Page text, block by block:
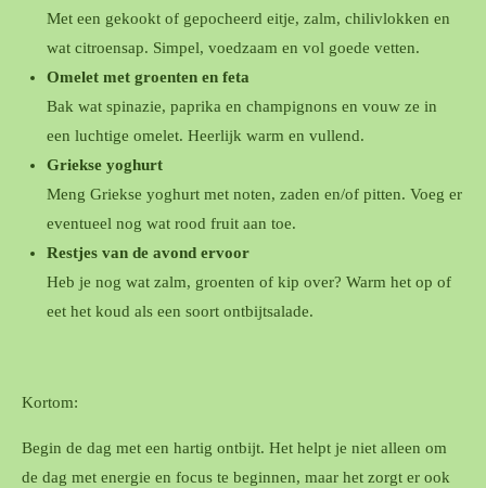
Met een gekookt of gepocheerd eitje, zalm, chilivlokken en
wat citroensap. Simpel, voedzaam en vol goede vetten.
Omelet met groenten en feta
Bak wat spinazie, paprika en champignons en vouw ze in
een luchtige omelet. Heerlijk warm en vullend.
Griekse yoghurt
Meng Griekse yoghurt met noten, zaden en/of pitten. Voeg er
eventueel nog wat rood fruit aan toe.
Restjes van de avond ervoor
Heb je nog wat zalm, groenten of kip over? Warm het op of
eet het koud als een soort ontbijtsalade.
Kortom:
Begin de dag met een hartig ontbijt. Het helpt je niet alleen om
de dag met energie en focus te beginnen, maar het zorgt er ook